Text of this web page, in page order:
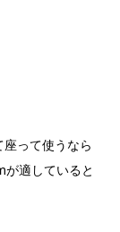
って使うなら
適していると